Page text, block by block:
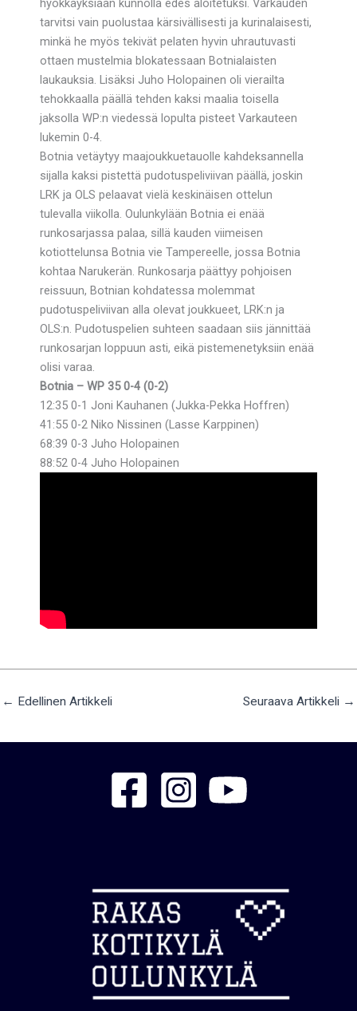
hyökkäyksiään kunnolla edes aloitetuksi. Varkauden
tarvitsi vain puolustaa kärsivällisesti ja kurinalaisesti,
minkä he myös tekivät pelaten hyvin uhrautuvasti
ottaen mustelmia blokatessaan Botnialaisten
laukauksia. Lisäksi Juho Holopainen oli vierailta
tehokkaalla päällä tehden kaksi maalia toisella
jaksolla WP:n viedessä lopulta pisteet Varkauteen
lukemin 0-4.
Botnia vetäytyy maajoukkuetauolle kahdeksannella
sijalla kaksi pistettä pudotuspeliviivan päällä, joskin
LRK ja OLS pelaavat vielä keskinäisen ottelun
tulevalla viikolla. Oulunkylään Botnia ei enää
runkosarjassa palaa, sillä kauden viimeisen
kotiottelunsa Botnia vie Tampereelle, jossa Botnia
kohtaa Narukerän. Runkosarja päättyy pohjoisen
reissuun, Botnian kohdatessa molemmat
pudotuspeliviivan alla olevat joukkueet, LRK:n ja
OLS:n. Pudotuspelien suhteen saadaan siis jännittää
runkosarjan loppuun asti, eikä pistemenetyksiin enää
olisi varaa.
Botnia – WP 35 0-4 (0-2)
12:35 0-1 Joni Kauhanen (Jukka-Pekka Hoffren)
41:55 0-2 Niko Nissinen (Lasse Karppinen)
68:39 0-3 Juho Holopainen
88:52 0-4 Juho Holopainen
← Edellinen Artikkeli Seuraava Artikkeli →